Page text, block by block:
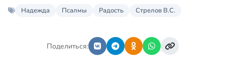
Надежда Псалмы Радость Стрелов В.С.
Поделиться: